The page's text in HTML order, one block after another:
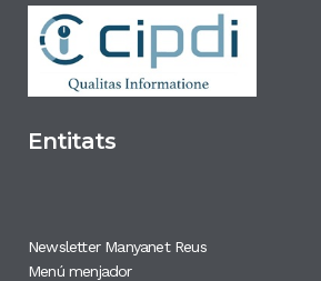
Entitats
Newsletter Manyanet Reus
Menú menjador